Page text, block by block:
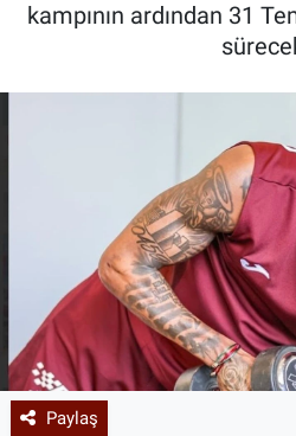
kampının ardından 31
Paylaş
Haber Arşivi